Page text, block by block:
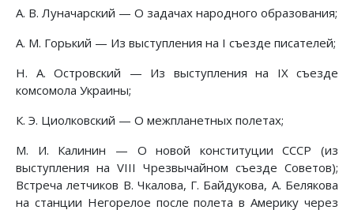
А. В. Луначарский — О задачах народного образования;
А. М. Горький — Из выступления на I съезде писателей;
Н. А. Островский — Из выступления на IX съезде
комсомола Украины;
К. Э. Циолковский — О межпланетных полетах;
М. И. Калинин — О новой конституции СССР (из
выступления на VIII Чрезвычайном съезде Советов);
Встреча летчиков В. Чкалова, Г. Байдукова, А. Белякова
на станции Негорелое после полета в Америку через